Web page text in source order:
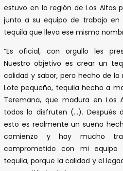
estuvo en la región de Los Altos
junto a su equipo de trabajo en
tequila que lleva ese mismo
“Es oficial, con orgullo les
Nuestro objetivo es crear un
calidad y sabor, pero hecho de
Lote pequeño, tequila hecho a
Teremana, que madura en Los
todos lo disfruten (…). Después
esto es realmente un sueño
comienzo y hay mucho
comprometido con mi
tequila, porque la calidad y el